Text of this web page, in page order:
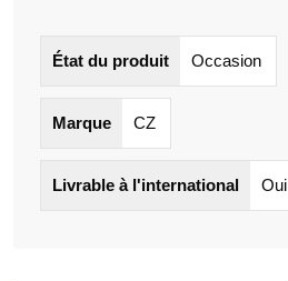
État du produit Occasion
Marque CZ
Livrable à l'international Oui